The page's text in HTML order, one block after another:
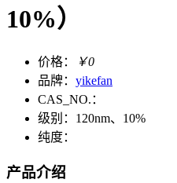
10%）
价格：
￥0
品牌： yikefan
CAS_NO.：
级别：120nm、10%
纯度：
产品介绍